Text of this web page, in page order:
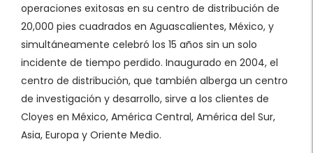
operaciones exitosas en su centro de distribución de
20,000 pies cuadrados en Aguascalientes, México, y
simultáneamente celebró los 15 años sin un solo
incidente de tiempo perdido. Inaugurado en 2004, el
centro de distribución, que también alberga un centro
de investigación y desarrollo, sirve a los clientes de
Cloyes en México, América Central, América del Sur,
Asia, Europa y Oriente Medio.